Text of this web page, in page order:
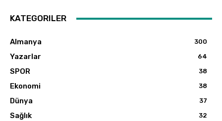
KATEGORILER
Almanya 300
Yazarlar 64
SPOR 38
Ekonomi 38
Dünya 37
Sağlık 32